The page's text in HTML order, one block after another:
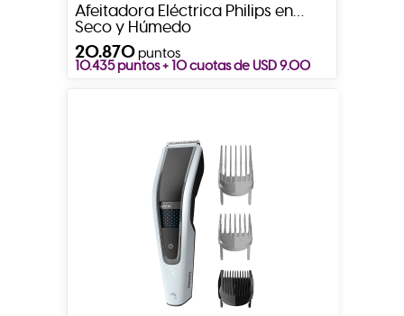
Afeitadora Eléctrica Philips en
Seco y Húmedo
20.870puntos
10.435 puntos + 10 cuotas de USD 9.00